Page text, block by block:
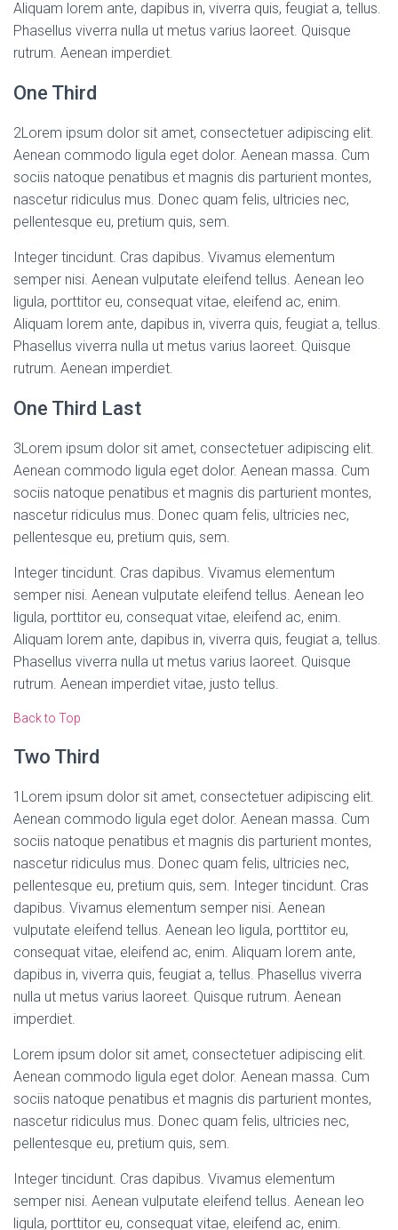
Aliquam lorem ante, dapibus in, viverra quis, feugiat a, tellus.
Phasellus viverra nulla ut metus varius laoreet. Quisque
rutrum. Aenean imperdiet.
One Third
2Lorem ipsum dolor sit amet, consectetuer adipiscing elit.
Aenean commodo ligula eget dolor. Aenean massa. Cum
sociis natoque penatibus et magnis dis parturient montes,
nascetur ridiculus mus. Donec quam felis, ultricies nec,
pellentesque eu, pretium quis, sem.
Integer tincidunt. Cras dapibus. Vivamus elementum
semper nisi. Aenean vulputate eleifend tellus. Aenean leo
ligula, porttitor eu, consequat vitae, eleifend ac, enim.
Aliquam lorem ante, dapibus in, viverra quis, feugiat a, tellus.
Phasellus viverra nulla ut metus varius laoreet. Quisque
rutrum. Aenean imperdiet.
One Third Last
3Lorem ipsum dolor sit amet, consectetuer adipiscing elit.
Aenean commodo ligula eget dolor. Aenean massa. Cum
sociis natoque penatibus et magnis dis parturient montes,
nascetur ridiculus mus. Donec quam felis, ultricies nec,
pellentesque eu, pretium quis, sem.
Integer tincidunt. Cras dapibus. Vivamus elementum
semper nisi. Aenean vulputate eleifend tellus. Aenean leo
ligula, porttitor eu, consequat vitae, eleifend ac, enim.
Aliquam lorem ante, dapibus in, viverra quis, feugiat a, tellus.
Phasellus viverra nulla ut metus varius laoreet. Quisque
rutrum. Aenean imperdiet vitae, justo tellus.
Back to Top
Two Third
1 Lorem ipsum dolor sit amet, consectetuer adipiscing elit.
Aenean commodo ligula eget dolor. Aenean massa. Cum
sociis natoque penatibus et magnis dis parturient montes,
nascetur ridiculus mus. Donec quam felis, ultricies nec,
pellentesque eu, pretium quis, sem. Integer tincidunt. Cras
dapibus. Vivamus elementum semper nisi. Aenean
vulputate eleifend tellus. Aenean leo ligula, porttitor eu,
consequat vitae, eleifend ac, enim. Aliquam lorem ante,
dapibus in, viverra quis, feugiat a, tellus. Phasellus viverra
nulla ut metus varius laoreet. Quisque rutrum. Aenean
imperdiet.
Lorem ipsum dolor sit amet, consectetuer adipiscing elit.
Aenean commodo ligula eget dolor. Aenean massa. Cum
sociis natoque penatibus et magnis dis parturient montes,
nascetur ridiculus mus. Donec quam felis, ultricies nec,
pellentesque eu, pretium quis, sem.
Integer tincidunt. Cras dapibus. Vivamus elementum
semper nisi. Aenean vulputate eleifend tellus. Aenean leo
ligula, porttitor eu, consequat vitae, eleifend ac, enim.